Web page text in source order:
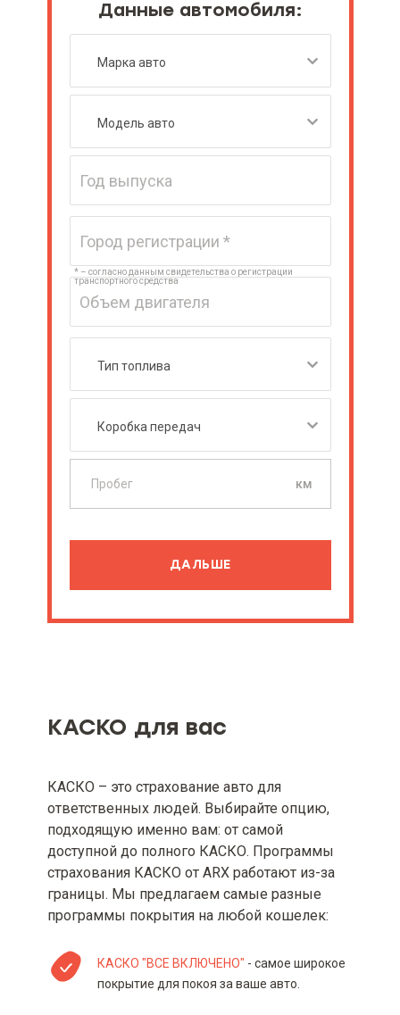
Данные автомобиля:
* – согласно данным свидетельства о регистрации
транспортного средства
км
ДАЛЬШЕ
КАСКО для вас
КАСКО – это страхование авто для
ответственных людей. Выбирайте опцию,
подходящую именно вам: от самой
доступной до полного КАСКО. Программы
страхования КАСКО от ARX работают из-за
границы. Мы предлагаем самые разные
программы покрытия на любой кошелек:
КАСКО "ВСЕ ВКЛЮЧЕНО" - самое широкое
покрытие для покоя за ваше авто.